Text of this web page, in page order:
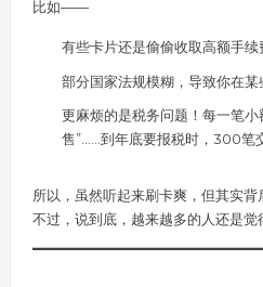
比如——
有些卡片还是偷偷收取高额手续
部分国家法规模糊，导致你在某
更麻烦的是税务问题！每一笔
售”……到年底要报税时，300笔
所以，虽然听起来刷卡爽，但其实背
不过，说到底，越来越多的人还是